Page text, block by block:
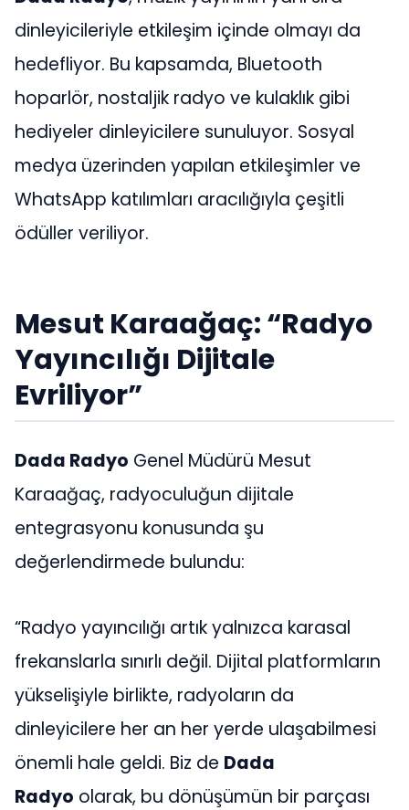
dinleyicileriyle etkileşim içinde olmayı da
hedefliyor. Bu kapsamda, Bluetooth
hoparlör, nostaljik radyo ve kulaklık gibi
hediyeler dinleyicilere sunuluyor. Sosyal
medya üzerinden yapılan etkileşimler ve
WhatsApp katılımları aracılığıyla çeşitli
ödüller veriliyor.
Mesut Karaağaç: “Radyo
Yayıncılığı Dijitale
Evriliyor”
Dada Radyo Genel Müdürü Mesut
Karaağaç, radyoculuğun dijitale
entegrasyonu konusunda şu
değerlendirmede bulundu:
“Radyo yayıncılığı artık yalnızca karasal
frekanslarla sınırlı değil. Dijital platformların
yükselişiyle birlikte, radyoların da
dinleyicilere her an her yerde ulaşabilmesi
önemli hale geldi. Biz de Dada
Radyo olarak, bu dönüşümün bir parçası